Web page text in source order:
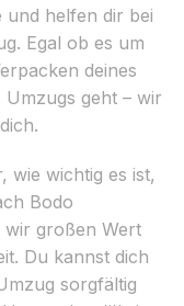
helfen dir bei
Egal ob es um
deines
Umzugs geht – wir
wie wichtig es ist,
Bodo
wir großen Wert
Du kannst dich
sorgfältig